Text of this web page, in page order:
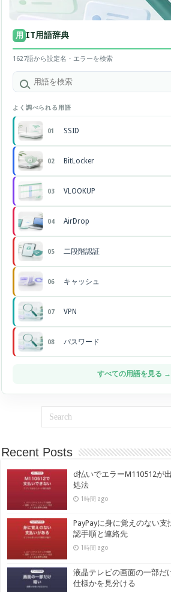
用 IT用語辞典
1627語から設定名・エラーを検索
よく調べられる用語
01 SSID
02 BitLocker
03 VLOOKUP
04 AirDrop
05 二段階認証
06 キャッシュ
07 VPN
08 パスワード
すべての用語を見る →
Recent Posts
d払いでエラーM110512が
処法
1時間 ago
PayPayに身に覚えのない
認手順と連絡先
1時間 ago
液晶テレビの画面の一部だ
仕様かを見分ける